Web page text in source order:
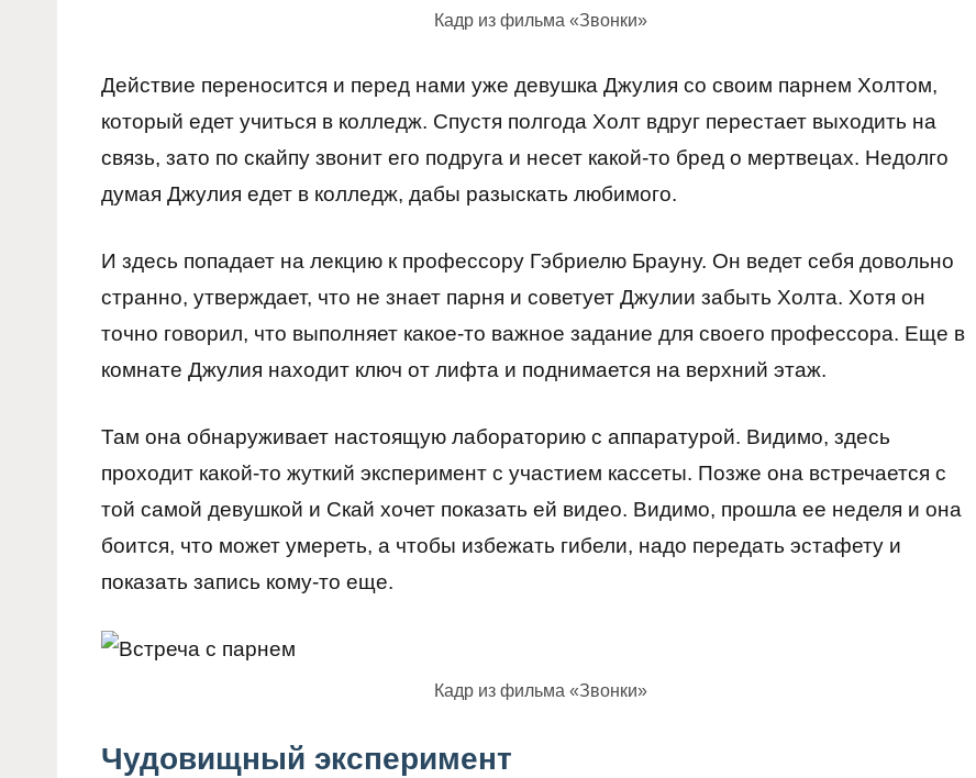
Кадр из фильма «Звонки»
Действие переносится и перед нами уже девушка Джулия со своим парнем Холтом,
который едет учиться в колледж. Спустя полгода Холт вдруг перестает выходить на
связь, зато по скайпу звонит его подруга и несет какой-то бред о мертвецах. Недолго
думая Джулия едет в колледж, дабы разыскать любимого.
И здесь попадает на лекцию к профессору Гэбриелю Брауну. Он ведет себя довольно
странно, утверждает, что не знает парня и советует Джулии забыть Холта. Хотя он
точно говорил, что выполняет какое-то важное задание для своего профессора. Еще в
комнате Джулия находит ключ от лифта и поднимается на верхний этаж.
Там она обнаруживает настоящую лабораторию с аппаратурой. Видимо, здесь
проходит какой-то жуткий эксперимент с участием кассеты. Позже она встречается с
той самой девушкой и Скай хочет показать ей видео. Видимо, прошла ее неделя и она
боится, что может умереть, а чтобы избежать гибели, надо передать эстафету и
показать запись кому-то еще.
Кадр из фильма «Звонки»
Чудовищный эксперимент